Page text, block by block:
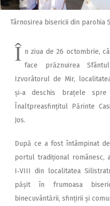
Târnosirea bisericii din parohia
Î n ziua de 26 octombrie,
face prăznuirea
Izvorâtorul de Mir,
și‑a deschis brațele
Înaltpreasfințitul Părinte
Jos.
După ce a fost întâmpinat
portul tradițional românesc,
I‑VIII din localitatea
pășit în frumoasa
binecuvântării, sfin­țirii și